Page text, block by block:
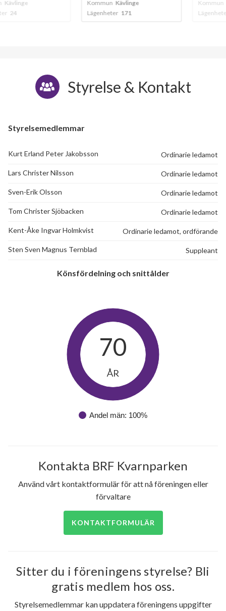
Kommun Kävlinge
Lägenheter 171
Kommun
Lägenheter 10
Styrelse & Kontakt
Styrelsemedlemmar
Kurt Erland Peter Jakobsson Ordinarie ledamot
Lars Christer Nilsson Ordinarie ledamot
Sven-Erik Olsson Ordinarie ledamot
Tom Christer Sjöbacken Ordinarie ledamot
Kent-Åke Ingvar Holmkvist Ordinarie ledamot, ordförande
Sten Sven Magnus Ternblad Suppleant
Könsfördelning och snittålder
Andel män: 100%
70
ÅR
Kontakta BRF Kvarnparken
Använd vårt kontaktformulär för att nå föreningen eller
förvaltare
KONTAKTFORMULÄR
Sitter du i föreningens styrelse? Bli
gratis medlem hos oss.
Styrelsemedlemmar kan uppdatera föreningens uppgifter